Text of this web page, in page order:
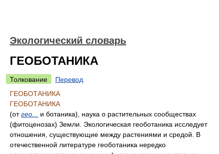
Экологический словарь
ГЕОБОТАНИКА
Толкование
Перевод
ГЕОБОТАНИКА
ГЕОБОТАНИКА
(отгео...
и ботаника), наука о растительных сообществах
(фитоценозах) Земли. Экологическая геоботаника исследует
отношения, существующие между растениями и средой. В
отечественной литературе геоботаника нередко